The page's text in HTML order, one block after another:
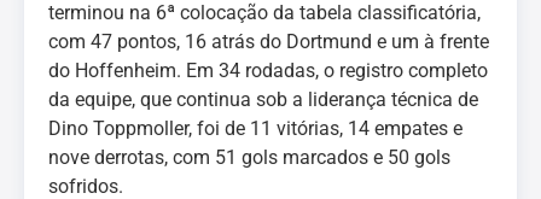
terminou na 6ª colocação da tabela classificatória,
com 47 pontos, 16 atrás do Dortmund e um à frente
do Hoffenheim. Em 34 rodadas, o registro completo
da equipe, que continua sob a liderança técnica de
Dino Toppmoller, foi de 11 vitórias, 14 empates e
nove derrotas, com 51 gols marcados e 50 gols
sofridos.